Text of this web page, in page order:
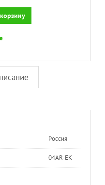
Россия
04AR-ЕК